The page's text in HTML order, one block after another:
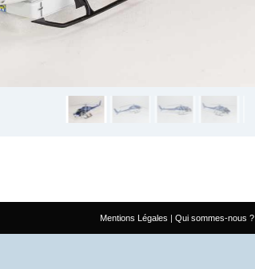
Mentions Légales Qui sommes-nous ?